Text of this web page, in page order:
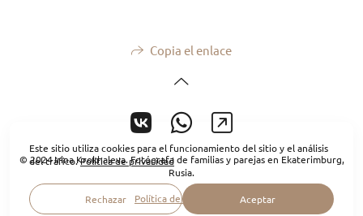
Copia el enlace
© 2024 Irina Krokhaleva. Fotógrafa de familias y parejas en Ekaterimburg,
Rusia.
Política de privacidad
Este sitio utiliza cookies para el funcionamiento del sitio y el análisis
del tráfico.Política de privacidad
Rechazar Aceptar